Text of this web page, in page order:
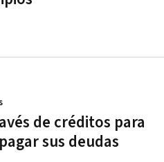
de créditos para
sus deudas